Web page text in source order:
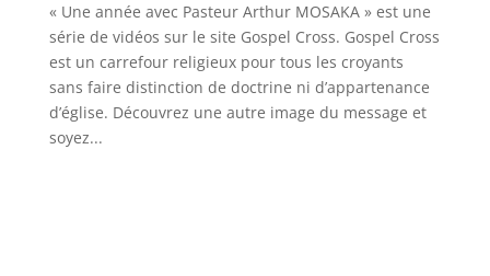
« Une année avec Pasteur Arthur MOSAKA » est une
série de vidéos sur le site Gospel Cross. Gospel Cross
est un carrefour religieux pour tous les croyants
sans faire distinction de doctrine ni d’appartenance
d’église. Découvrez une autre image du message et
soyez...